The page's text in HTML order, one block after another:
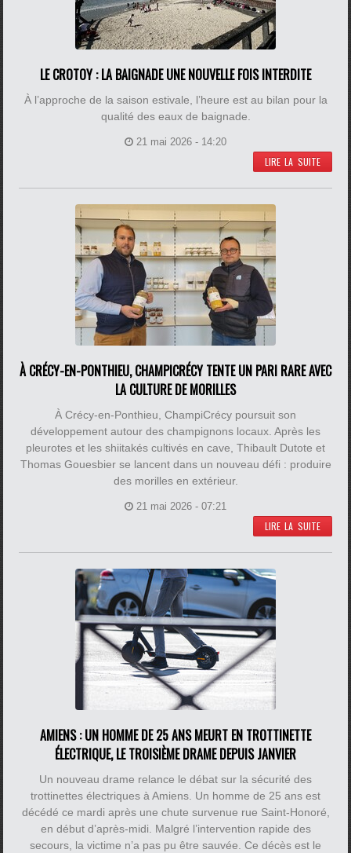
LE CROTOY : LA BAIGNADE UNE NOUVELLE FOIS INTERDITE
À l’approche de la saison estivale, l’heure est au bilan pour la
qualité des eaux de baignade.
21 mai 2026 - 14:20
LIRE LA SUITE
À CRÉCY-EN-PONTHIEU, CHAMPICRÉCY TENTE UN PARI RARE AVEC
LA CULTURE DE MORILLES
À Crécy-en-Ponthieu, ChampiCrécy poursuit son
développement autour des champignons locaux. Après les
pleurotes et les shiitakés cultivés en cave, Thibault Dutote et
Thomas Gouesbier se lancent dans un nouveau défi : produire
des morilles en extérieur.
21 mai 2026 - 07:21
LIRE LA SUITE
AMIENS : UN HOMME DE 25 ANS MEURT EN TROTTINETTE
ÉLECTRIQUE, LE TROISIÈME DRAME DEPUIS JANVIER
Un nouveau drame relance le débat sur la sécurité des
trottinettes électriques à Amiens. Un homme de 25 ans est
décédé ce mardi après une chute survenue rue Saint-Honoré,
en début d’après-midi. Malgré l’intervention rapide des
secours, la victime n’a pas pu être sauvée. Ce décès est le